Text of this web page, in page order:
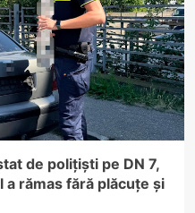
de polițiști pe DN 7,
a rămas fără plăcuțe și